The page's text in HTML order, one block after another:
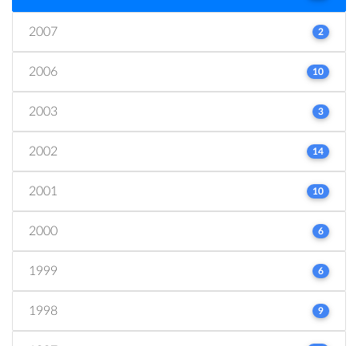
2007 2
2006 10
2003 3
2002 14
2001 10
2000 6
1999 6
1998 9